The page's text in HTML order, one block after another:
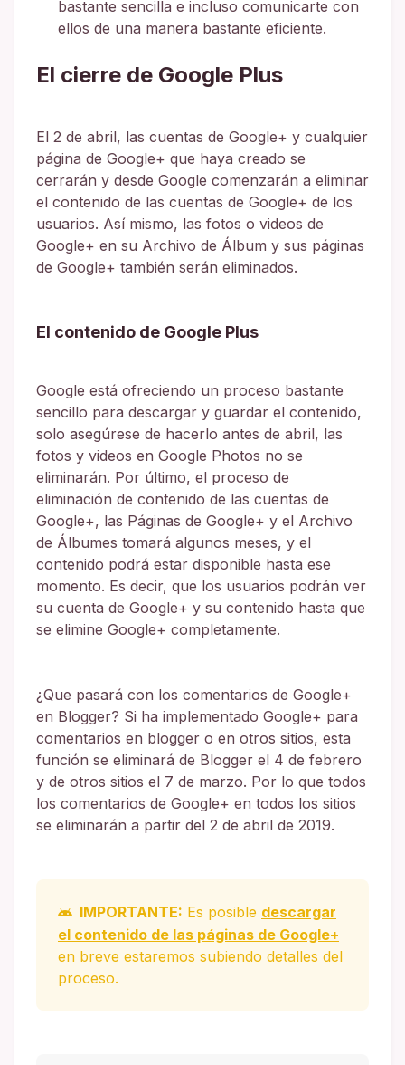
bastante sencilla e incluso comunicarte con
ellos de una manera bastante eficiente.
El cierre de Google Plus
El 2 de abril, las cuentas de Google+ y cualquier
página de Google+ que haya creado se
cerrarán y desde Google comenzarán a eliminar
el contenido de las cuentas de Google+ de los
usuarios. Así mismo, las fotos o videos de
Google+ en su Archivo de Álbum y sus páginas
de Google+ también serán eliminados.
El contenido de Google Plus
Google está ofreciendo un proceso bastante
sencillo para descargar y guardar el contenido,
solo asegúrese de hacerlo antes de abril, las
fotos y videos en Google Photos no se
eliminarán. Por último, el proceso de
eliminación de contenido de las cuentas de
Google+, las Páginas de Google+ y el Archivo
de Álbumes tomará algunos meses, y el
contenido podrá estar disponible hasta ese
momento. Es decir, que los usuarios podrán ver
su cuenta de Google+ y su contenido hasta que
se elimine Google+ completamente.
¿Que pasará con los comentarios de Google+
en Blogger? Si ha implementado Google+ para
comentarios en blogger o en otros sitios, esta
función se eliminará de Blogger el 4 de febrero
y de otros sitios el 7 de marzo. Por lo que todos
los comentarios de Google+ en todos los sitios
se eliminarán a partir del 2 de abril de 2019.
IMPORTANTE: Es posible descargar
el contenido de las páginas de Google+
en breve estaremos subiendo detalles del
proceso.